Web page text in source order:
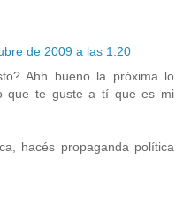
de 2009 a las 1:20
Ahh bueno la próxima lo
que te guste a tí que es mi
hacés propaganda política